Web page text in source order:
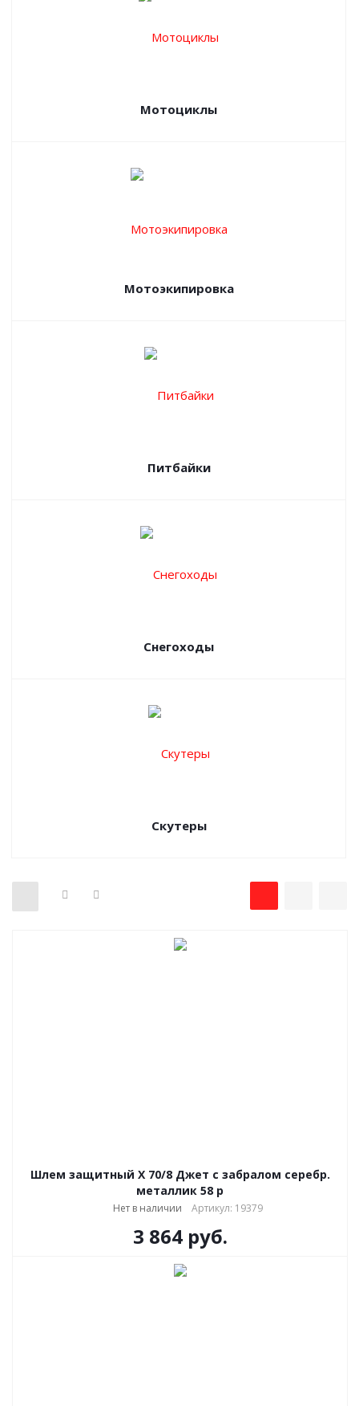
Мотоциклы
Мотоэкипировка
Питбайки
Снегоходы
Скутеры
Шлем защитный Х 70/8 Джет с забралом серебр.
металлик 58 р
Нет в наличии Артикул: 19379
3 864руб.